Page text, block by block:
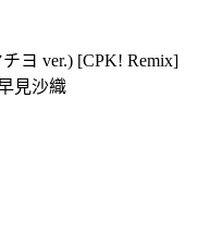
X2H/みぃゐる